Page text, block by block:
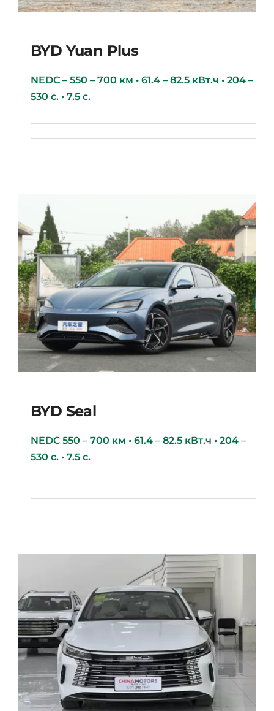
BYD Yuan Plus
BYD Yuan Plus
NEDC – 550 – 700 км • 61.4 – 82.5 кВт.ч • 204 –
530 с. • 7.5 с.
BYD Seal
NEDC 550 – 700 км • 61.4 – 82.5 кВт.ч • 204 –
530 с. • 7.5 с.